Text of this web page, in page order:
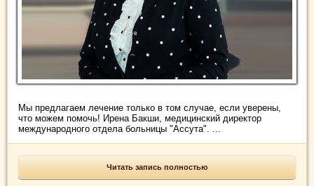
Мы предлагаем лечение только в том случае, если уверены,
что можем помочь! Ирена Бакши, медицинский директор
международного отдела больницы "Ассута". ...
Читать запись полностью